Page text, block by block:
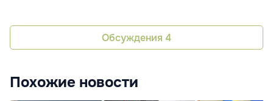
Обсуждения 4
Похожие новости